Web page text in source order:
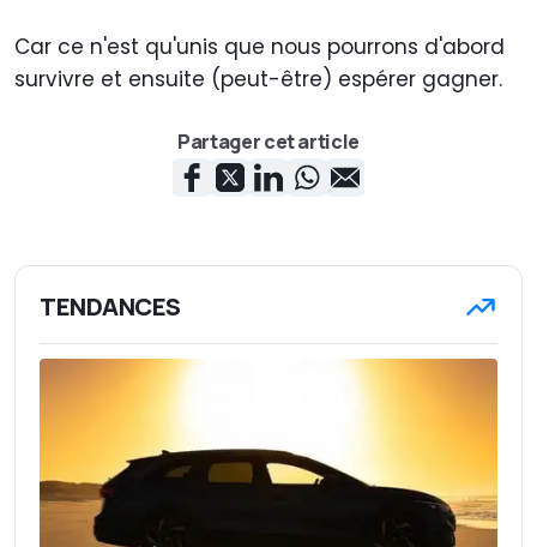
Car ce n'est qu'unis que nous pourrons d'abord
survivre et ensuite (peut-être) espérer gagner.
Partager cet article
TENDANCES